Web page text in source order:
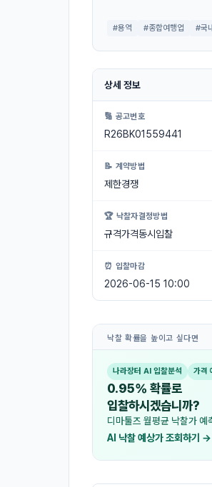
#용역 #종합여행업 #국
상세 정보
🔢 공고번호
R26BK01559441
📝 계약방법
제한경쟁
🏆 낙찰자결정방법
규격가격동시입찰
⏰ 입찰마감
2026-06-15 10:00
낙찰 확률을 높이고 싶다면
나라장터 AI 입찰분석 가격
0.95% 확률로
입찰하시겠습니까?
디마툴즈 월평균 낙찰가
AI 낙찰 예상가 조회하기 →